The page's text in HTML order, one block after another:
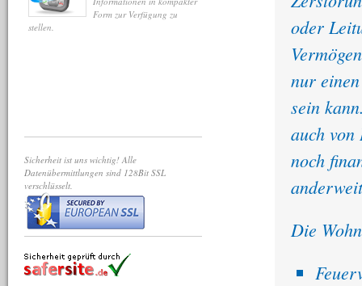
Form zur Verfügung zu
stellen.
Sicherheit ist uns wichtig! Alle
Datenübermittlungen sind 128Bit SSL
verschlüsselt.
oder
nur
sein
auch
noch
Die